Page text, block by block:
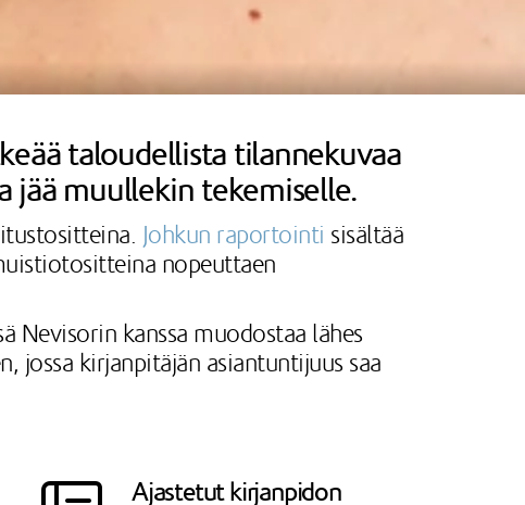
taloudellista tilannekuvaa
jää muullekin tekemiselle.
Johkun raportointi sisältää
nopeuttaen
Nevisorin kanssa muodostaa lähes
jossa kirjanpitäjän asiantuntijuus saa
Ajastetut kirjanpidon